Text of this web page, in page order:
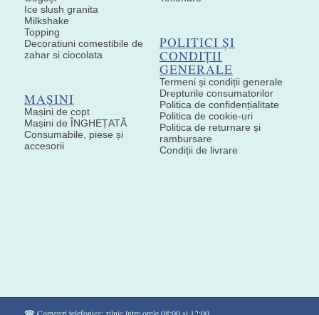
Ice slush granita
Milkshake
Topping
Decoratiuni comestibile de
zahar si ciocolata
MAȘINI
Mașini de copt
Mașini de ÎNGHEȚATĂ
Consumabile, piese și
accesorii
POLITICI ȘI
CONDIȚII
GENERALE
Termeni și condiții generale
Drepturile consumatorilor
Politica de confidențialitate
Politica de cookie-uri
Politica de returnare și
rambursare
Condiții de livrare
☎ Comenzi telefonice: zilnic între orele 08:00 și 12:00